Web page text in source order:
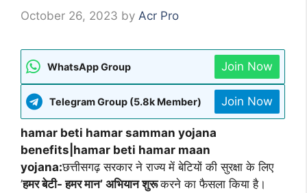
October 26, 2023 by Acr Pro
WhatsApp Group Join Now
Telegram Group (5.8k Member) Join Now
hamar beti hamar samman yojana
benefits|hamar beti hamar maan
yojana:छत्तीसगढ़ सरकार ने राज्य में बेटियों की सुरक्षा के लिए
’हमर बेटी- हमर मान’ अभियान शुरूकरने का फैसला किया है।